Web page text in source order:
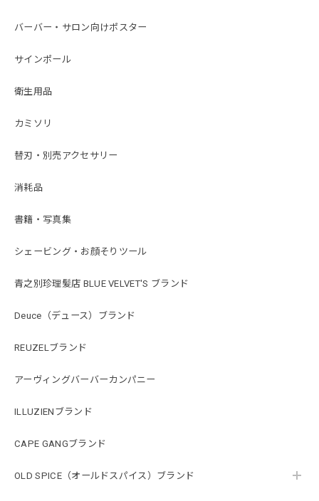
バーバー・サロン向けポスター
サインポール
衛生用品
カミソリ
替刃・別売アクセサリー
消耗品
書籍・写真集
シェービング・お顔そりツール
青之別珍理髪店 BLUE VELVET'S ブランド
Deuce（デュース）ブランド
REUZELブランド
アーヴィングバーバーカンパニー
ILLUZIENブランド
CAPE GANGブランド
OLD SPICE（オールドスパイス）ブランド